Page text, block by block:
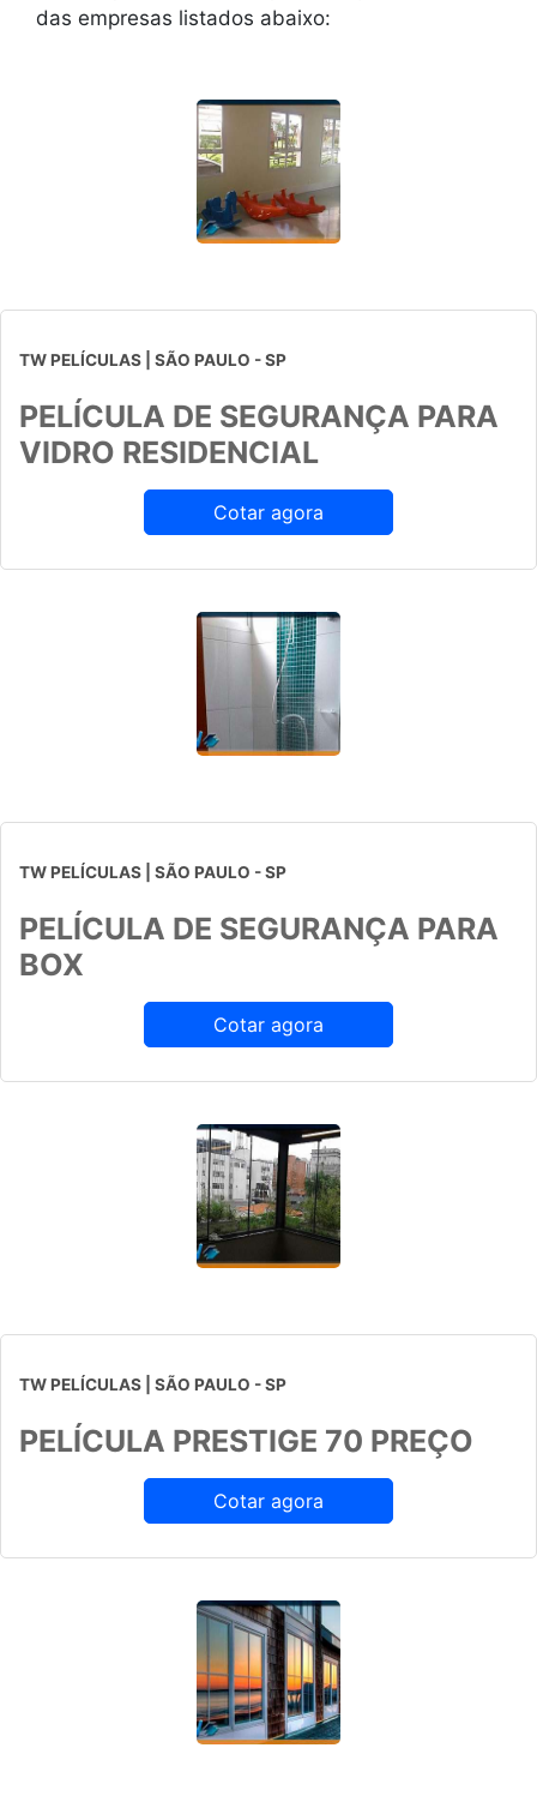
das empresas listados abaixo:
TW PELÍCULAS | SÃO PAULO - SP
PELÍCULA DE SEGURANÇA PARA
VIDRO RESIDENCIAL
Cotar agora
TW PELÍCULAS | SÃO PAULO - SP
PELÍCULA DE SEGURANÇA PARA
BOX
Cotar agora
TW PELÍCULAS | SÃO PAULO - SP
PELÍCULA PRESTIGE 70 PREÇO
Cotar agora